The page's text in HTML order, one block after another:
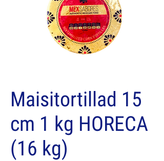
Maisitortillad 15
cm 1 kg HORECA
(16 kg)